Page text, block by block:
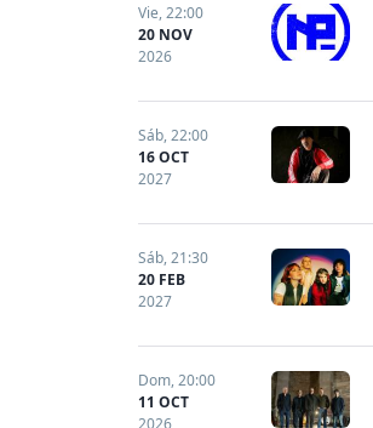
Vie,22:00
20 NOV
2026
Sáb,22:00
16 OCT
2027
Sáb,21:30
20 FEB
2027
Dom,20:00
11 OCT
2026